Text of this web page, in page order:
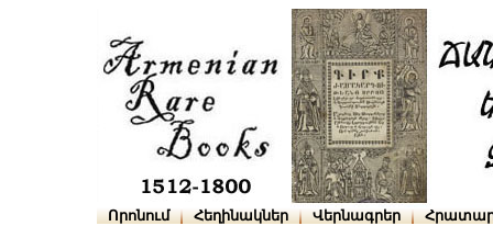
Որոնում Հեղինակներ Վերնագրեր